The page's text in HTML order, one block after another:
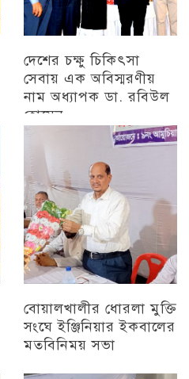
দেশের চক্ষু চিকিৎসা
সেবায় এক অবিস্মরণীয়
নাম অধ্যাপক ডা. রবিউল
হোসেন
বোয়ালখালীর ধোরলা মুক্তি
সংঘে ইঞ্জিনিয়ার ইকবালের
মতবিনিময় সভা
চট্টগ্রাম